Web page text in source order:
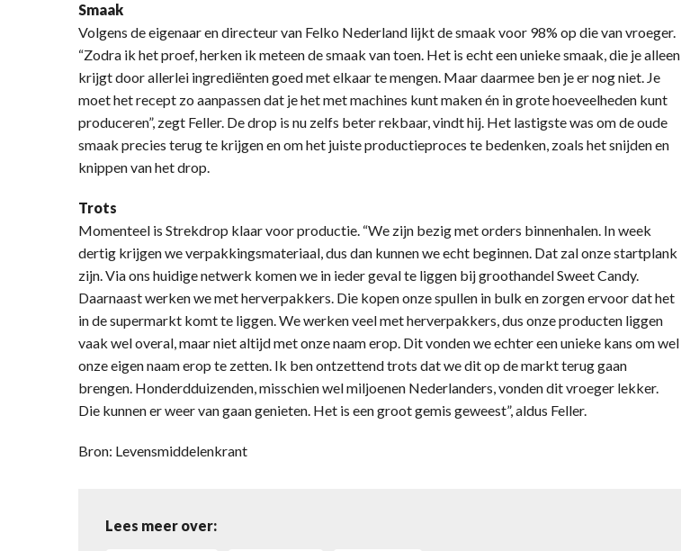
Smaak
Volgens de eigenaar en directeur van Felko Nederland lijkt de smaak voor 98% op die van vroeger.
“Zodra ik het proef, herken ik meteen de smaak van toen. Het is echt een unieke smaak, die je alleen
krijgt door allerlei ingrediënten goed met elkaar te mengen. Maar daarmee ben je er nog niet. Je
moet het recept zo aanpassen dat je het met machines kunt maken én in grote hoeveelheden kunt
produceren”, zegt Feller. De drop is nu zelfs beter rekbaar, vindt hij. Het lastigste was om de oude
smaak precies terug te krijgen en om het juiste productieproces te bedenken, zoals het snijden en
knippen van het drop.
Trots
Momenteel is Strekdrop klaar voor productie. “We zijn bezig met orders binnenhalen. In week
dertig krijgen we verpakkingsmateriaal, dus dan kunnen we echt beginnen. Dat zal onze startplank
zijn. Via ons huidige netwerk komen we in ieder geval te liggen bij groothandel Sweet Candy.
Daarnaast werken we met herverpakkers. Die kopen onze spullen in bulk en zorgen ervoor dat het
in de supermarkt komt te liggen. We werken veel met herverpakkers, dus onze producten liggen
vaak wel overal, maar niet altijd met onze naam erop. Dit vonden we echter een unieke kans om wel
onze eigen naam erop te zetten. Ik ben ontzettend trots dat we dit op de markt terug gaan
brengen. Honderdduizenden, misschien wel miljoenen Nederlanders, vonden dit vroeger lekker.
Die kunnen er weer van gaan genieten. Het is een groot gemis geweest”, aldus Feller.
Bron: Levensmiddelenkrant
Lees meer over: